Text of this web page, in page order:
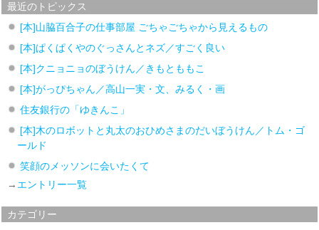
最近のトピックス
[本]山脇百合子の仕事部屋 ごちゃごちゃから見えるもの
[本]ぱくぱくやのぐっさんとネズ／すごく良い
[本]クニョニョのぼうけん／きもとももこ
[本]がっぴちゃん／高山一実・文、みるく・画
住友銀行の「ゆきんこ」
[本]木のロボットと丸太のおひめさまのだいぼうけん／トム・ゴ
ールド
笑顔のメッソンに会いたくて
→ エントリー一覧
カテゴリー